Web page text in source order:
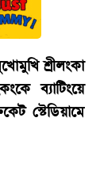
শ্রীলংকা
ব্যাটিংয়ে
স্টেডিয়ামে